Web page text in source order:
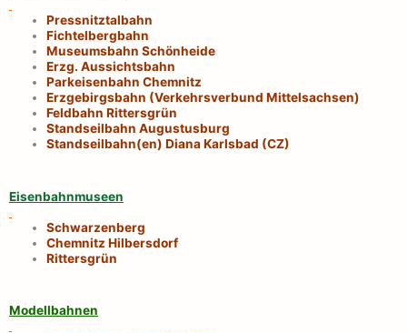
Pressnitztalbahn
Fichtelbergbahn
Museumsbahn Schönheide
Erzg. Aussichtsbahn
Parkeisenbahn Chemnitz
Erzgebirgsbahn (Verkehrsverbund Mittelsachsen)
Feldbahn Rittersgrün
Standseilbahn Augustusburg
Standseilbahn(en) Diana Karlsbad (CZ)
Eisenbahnmuseen
Schwarzenberg
Chemnitz Hilbersdorf
Rittersgrün
Modellbahnen